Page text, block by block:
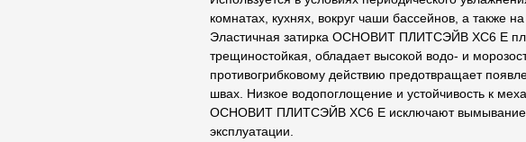
комнатах, кухнях, вокруг чаши бассейнов, а также
Эластичная затирка ОСНОВИТ ПЛИТСЭЙВ ХС6 Е
трещиностойкая, обладает высокой водо- и
противогрибковому действию предотвращает
швах. Низкое водопоглощение и устойчивость к
ОСНОВИТ ПЛИТСЭЙВ ХС6 Е исключают вымывание
эксплуатации.